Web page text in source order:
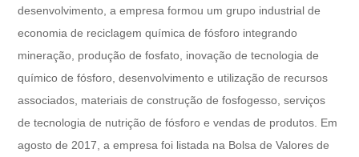
desenvolvimento, a empresa formou um grupo industrial de
economia de reciclagem química de fósforo integrando
mineração, produção de fosfato, inovação de tecnologia de
químico de fósforo, desenvolvimento e utilização de recursos
associados, materiais de construção de fosfogesso, serviços
de tecnologia de nutrição de fósforo e vendas de produtos. Em
agosto de 2017, a empresa foi listada na Bolsa de Valores de